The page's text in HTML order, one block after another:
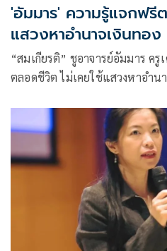
'อัมมาร' ความรู้แจกฟรี
แสวงหาอำนาจเงินทอง
“สมเกียรติ” ชูอาจารย์อัมมาร ค
ตลอดชีวิต ไม่เคยใช้แสวงหาอำน